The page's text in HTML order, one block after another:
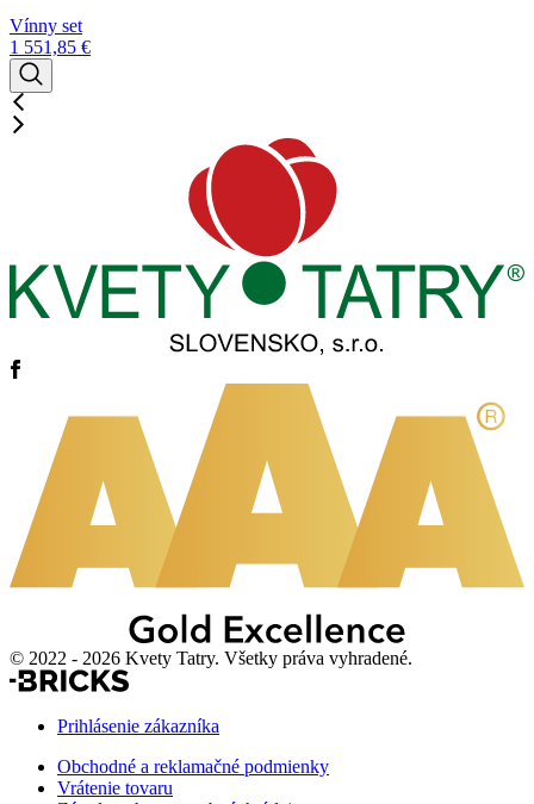
Vínny set
1 551,85 €
© 2022 - 2026 Kvety Tatry. Všetky práva vyhradené.
Prihlásenie zákazníka
Obchodné a reklamačné podmienky
Vrátenie tovaru